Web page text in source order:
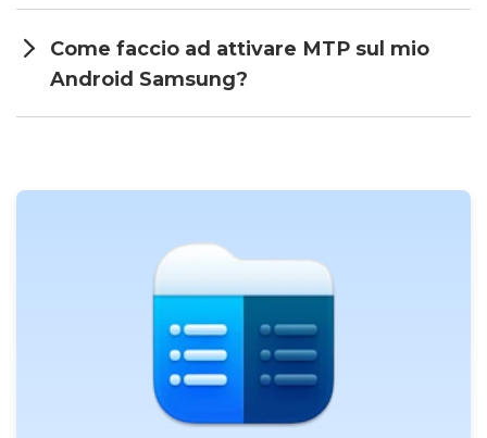
Come faccio ad attivare MTP sul mio
Android Samsung?